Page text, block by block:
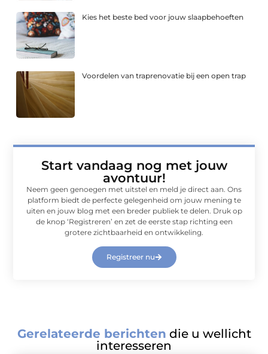
Kies het beste bed voor jouw slaapbehoeften
Voordelen van traprenovatie bij een open trap
Start vandaag nog met jouw
avontuur!
Neem geen genoegen met uitstel en meld je direct aan. Ons
platform biedt de perfecte gelegenheid om jouw mening te
uiten en jouw blog met een breder publiek te delen. Druk op
de knop ‘Registreren’ en zet de eerste stap richting een
grotere zichtbaarheid en ontwikkeling.
Registreer nu
Gerelateerde berichten die u wellicht
interesseren